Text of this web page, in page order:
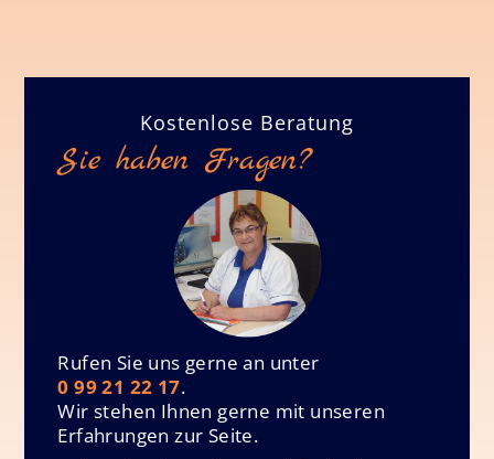
Kostenlose Beratung
Sie haben Fragen?
Rufen Sie uns gerne an unter
0 99 21 22 17.
Wir stehen Ihnen gerne mit unseren
Erfahrungen zur Seite.